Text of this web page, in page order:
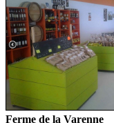
Ferme de la Varenne